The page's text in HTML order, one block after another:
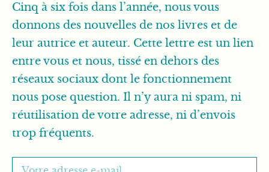
Cinq à six fois dans l’année, nous vous
donnons des nouvelles de nos livres et de
leur autrice et auteur. Cette lettre est un lien
entre vous et nous, tissé en dehors des
réseaux sociaux dont le fonctionnement
nous pose question. Il n’y aura ni spam, ni
réutilisation de votre adresse, ni d’envois
trop fréquents.